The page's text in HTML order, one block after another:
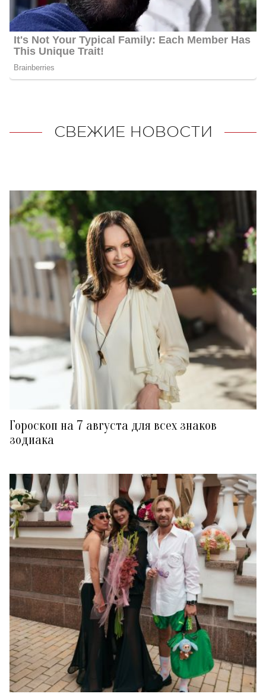
СВЕЖИЕ НОВОСТИ
Гороскоп на 7 августа для всех знаков
зодиака